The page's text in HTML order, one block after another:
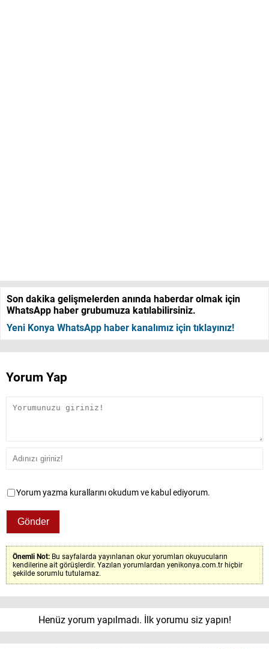
Son dakika gelişmelerden anında haberdar olmak için
WhatsApp haber grubumuza katılabilirsiniz.
Yeni Konya WhatsApp haber kanalımız için tıklayınız!
Yorum Yap
Yorum yazma kurallarını okudum ve kabul ediyorum.
Önemli Not: Bu sayfalarda yayınlanan okur yorumları okuyucuların
kendilerine ait görüşlerdir. Yazılan yorumlardan yenikonya.com.tr hiçbir
şekilde sorumlu tutulamaz.
Henüz yorum yapılmadı. İlk yorumu siz yapın!